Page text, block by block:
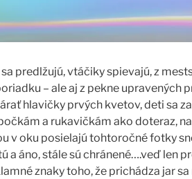
sa predlžujú, vtáčiky spievajú, z
– ale aj z pekne upravených
hlavičky prvých kvetov, deti sa
a rukavičkám ako doteraz,
v oku posielajú tohtoročné fotky
a áno, stále sú chránené….veď len
znaky toho, že prichádza jar